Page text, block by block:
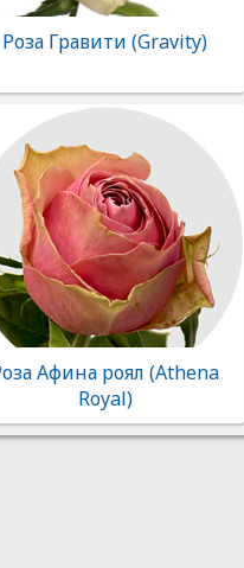
Роза Гравити (Gravity)
Афина роял (Athena
Royal)